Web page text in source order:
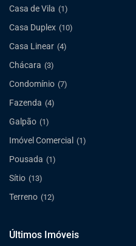
Casa de Vila (1)
Casa Duplex (10)
Casa Linear (4)
Chácara (3)
Condomínio (7)
Fazenda (4)
Galpão (1)
Imóvel Comercial (1)
Pousada (1)
Sítio (13)
Terreno (12)
Últimos Imóveis